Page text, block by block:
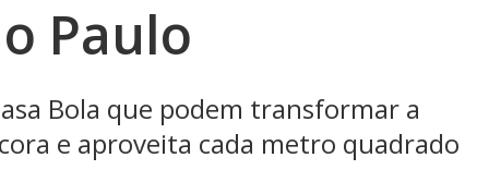
Paulo
Bola que podem transformar a
e aproveita cada metro quadrado